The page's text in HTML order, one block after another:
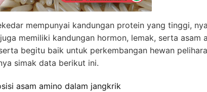
mempunyai kandungan protein yang tinggi,
memiliki kandungan hormon, lemak, serta asam
begitu baik untuk perkembangan hewan
simak data berikut ini.
asam amino dalam jangkrik